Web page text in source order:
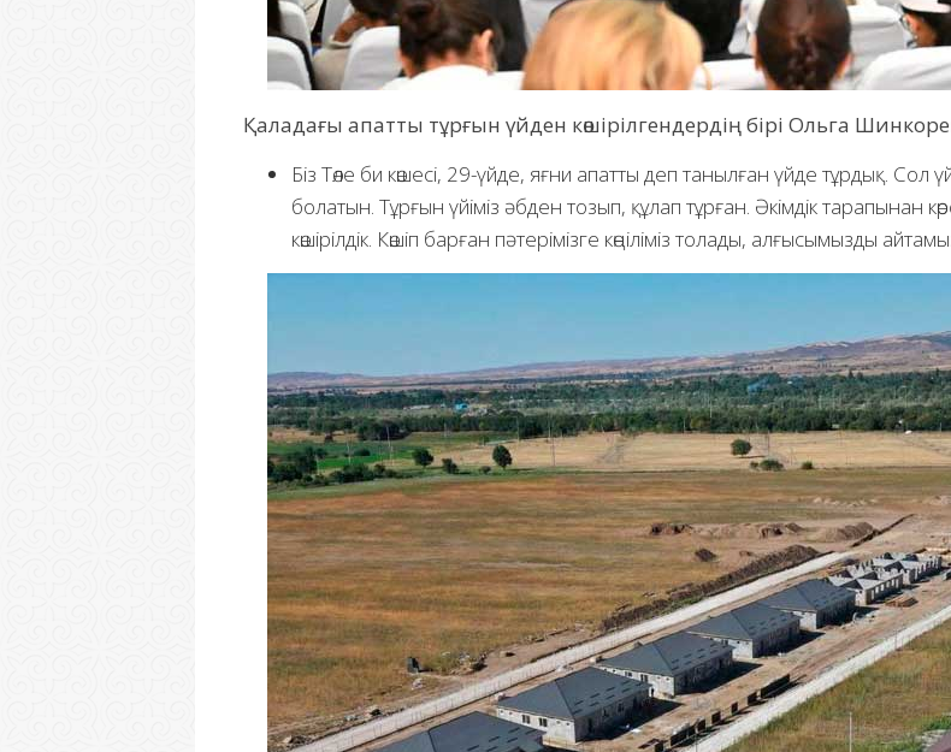
Қаладағы апатты тұрғын үйден көшірілгендердің бірі Ольга
Біз Төле би көшесі, 29-үйде, яғни апатты деп танылған үйде тұрдық. Сол
болатын. Тұрғын үйіміз әбден тозып, құлап тұрған. Әкімдік тарапынан
көшірілдік. Көшіп барған пәтерімізге көңіліміз толады, алғысымызды